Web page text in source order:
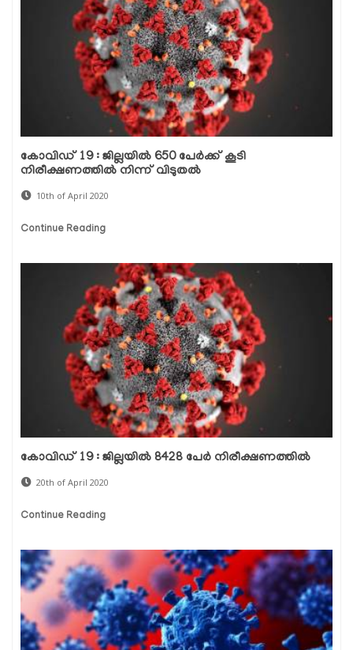
കോവിഡ് 19 : ജില്ലയില്‍ 650 പേര്‍ക്ക് കൂടി
നിരീക്ഷണത്തില്‍ നിന്ന് വിടുതല്‍
10th of April 2020
Continue Reading
കോവിഡ് 19 : ജില്ലയില്‍ 8428 പേര്‍ നിരീക്ഷണത്തില്‍
20th of April 2020
Continue Reading